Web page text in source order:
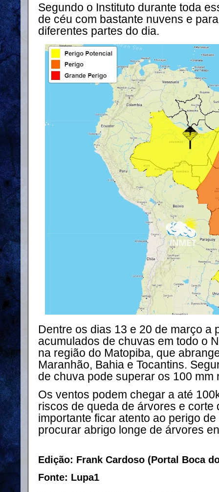
Segundo o Instituto durante toda
de céu com bastante nuvens e
diferentes partes do dia.
Dentre os dias 13 e 20 de março a
acumulados de chuvas em todo o
na região do Matopiba, que
Maranhão, Bahia e Tocantins.
de chuva pode superar os 100
Os ventos podem chegar a até
riscos de queda de árvores e corte
importante ficar atento ao perigo
procurar abrigo longe de árvores
Edição: Frank Cardoso (Portal Boca
Fonte: Lupa1